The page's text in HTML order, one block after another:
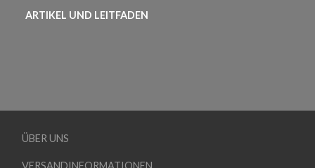
ARTIKEL UND LEITFADEN
ÜBER UNS